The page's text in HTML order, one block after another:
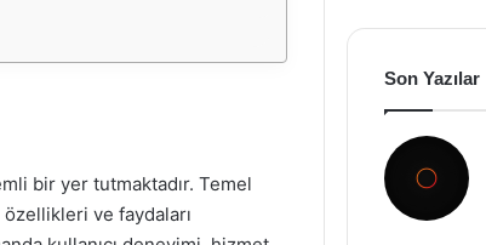
bir yer tutmaktadır. Temel
ve faydaları
Son Yazılar